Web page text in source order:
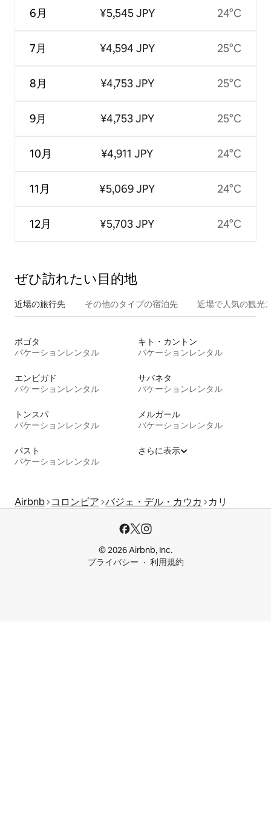
6月
7月
8月
9月
10月
11月
12月
¥5,545 JPY
¥4,594 JPY
¥4,753 JPY
¥4,753 JPY
¥4,911 JPY
¥5,069 JPY
¥5,703 JPY
24°C
25°C
25°C
25°C
24°C
24°C
24°C
ぜひ訪⁠れ⁠た⁠い目⁠的⁠地
近場の旅行先 その他のタ⁠イ⁠プ⁠の宿⁠泊⁠先 近場で人気の観光
ボゴタ
バケーションレンタル
キト・カントン
バケーションレンタル
エンビガド
バケーションレンタル
サバネタ
バケーションレンタル
トンスパ
バケーションレンタル
メルガール
バケーションレンタル
パスト
バケーションレンタル
さらに表示
Airbnb コロンビア バジェ・デル・カウカ カリ
© 2026 Airbnb, Inc.
プライバシー
利用規約